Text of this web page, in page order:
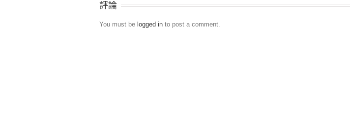
評論
You must be logged in to post a comment.